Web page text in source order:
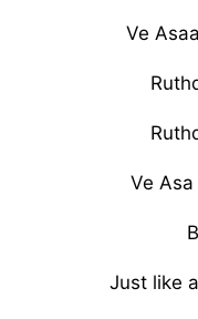
Ve
Ve
Just like